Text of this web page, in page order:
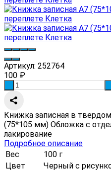
Артикул: 252764
100 ₽
Книжка записная в
(75*105 мм) Обложка с
лакирование
Подробное описание
Вес
100 г
Цвет
Черный с